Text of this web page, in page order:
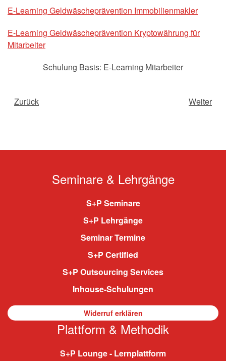
E-Learning Geldwäscheprävention Immobilienmakler
E-Learning Geldwäscheprävention Kryptowährung für
Mitarbeiter
Schulung Basis: E-Learning Mitarbeiter
Zurück Weiter
Seminare & Lehrgänge
S+P Seminare
S+P Lehrgänge
Seminar Termine
S+P Certified
S+P Outsourcing Services
Inhouse-Schulungen
Widerruf erklären
Plattform & Methodik
S+P Lounge - Lernplattform